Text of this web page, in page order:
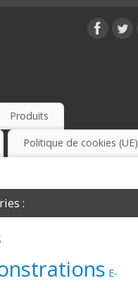
Produits
Politique de cookies (UE)
:
E-